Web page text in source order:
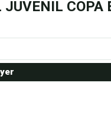
COPA